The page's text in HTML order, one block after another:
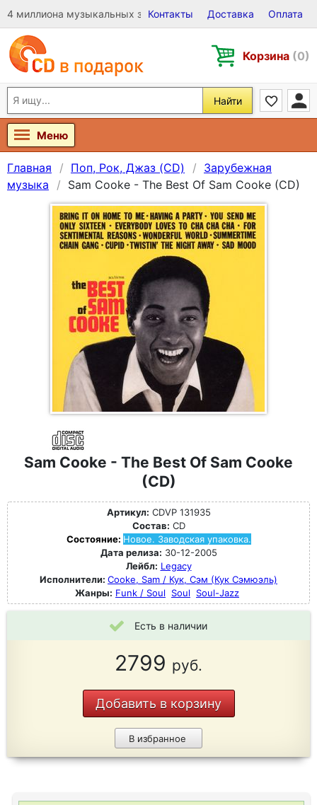
4 миллиона музыкальных записей на Виниле, CD и DVD
Контакты Доставка Оплата
Корзина (0)
Найти
Меню
Главная Поп, Рок, Джаз (CD)
Зарубежная
музыка
Sam Cooke - The Best Of Sam Cooke (CD)
Sam Cooke - The Best Of Sam Cooke
(CD)
Артикул: CDVP 131935
Состав: CD
Состояние: Новое. Заводская упаковка.
Дата релиза: 30-12-2005
Лейбл: Legacy
Исполнители: Cooke, Sam / Кук, Сэм (Кук Сэмюэль)
Жанры: Funk / Soul Soul Soul-Jazz
Есть в наличии
2799 руб.
Добавить в корзину
В избранное